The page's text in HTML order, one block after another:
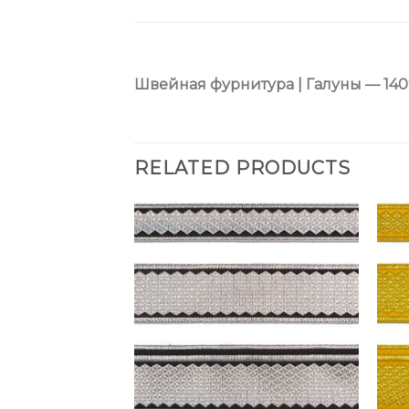
Швейная фурнитура | Галуны —
RELATED PRODUCTS